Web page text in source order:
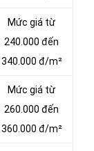
Mức giá từ
240.000 đến
340.000 đ/m²
Mức giá từ
260.000 đến
360.000 đ/m²